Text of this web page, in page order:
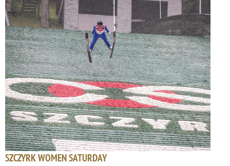
SZCZYRK WOMEN SATURDAY